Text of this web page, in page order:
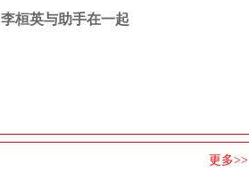
李桓英与助手在一起
更多>>